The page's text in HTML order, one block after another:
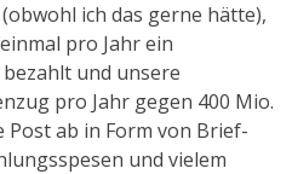
ich das gerne hätte),
pro Jahr ein
und unsere
pro Jahr gegen 400 Mio.
Post ab in Form von Brief-
und vielem